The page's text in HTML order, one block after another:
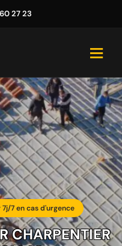
27 23
7 en cas d'urgence
CHARPENTIER